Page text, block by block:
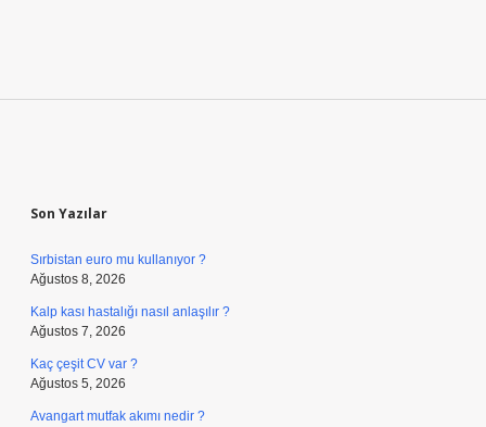
Son Yazılar
Sırbistan euro mu kullanıyor ?
Ağustos 8, 2026
Kalp kası hastalığı nasıl anlaşılır ?
Ağustos 7, 2026
Kaç çeşit CV var ?
Ağustos 5, 2026
Avangart mutfak akımı nedir ?